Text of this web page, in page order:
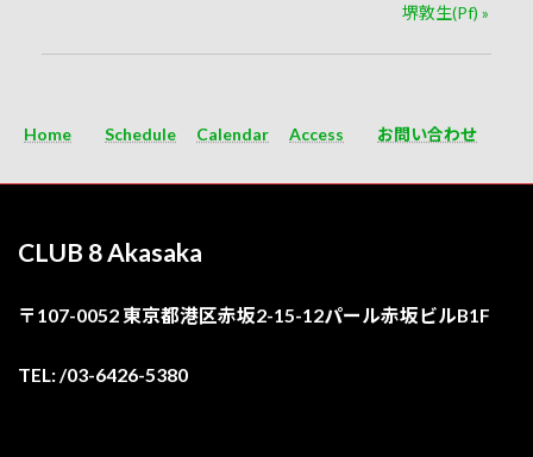
堺敦生(Pf) »
Home Schedule Calendar Access お問い合わせ
CLUB 8 Akasaka
〒107-0052 東京都港区赤坂2-15-12パール赤坂ビルB1F
TEL: /03-6426-5380